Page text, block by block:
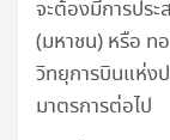
จะต้องมีการปร
(มหาชน) หรือ ท
วิทยุการบินแห่ง
มาตรการต่อไป